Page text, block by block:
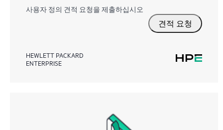
사용자 정의 견적 요청을 제출하십시오
견적 요청
HEWLETT PACKARD
ENTERPRISE